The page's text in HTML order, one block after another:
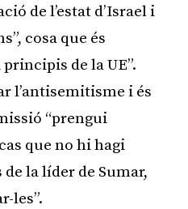
de l’estat d’Israel i
cosa que és
de la UE”.
l’antisemitisme i és
“prengui
que no hi hagi
la líder de Sumar,
les”.